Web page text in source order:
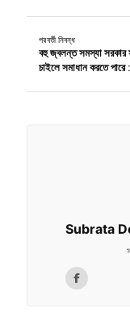
পরবর্তী নিবন্ধ
বহু জ্বলন্ত সমস্যা সরকার
চাইলে সমাধান করতে পারে
Subrata